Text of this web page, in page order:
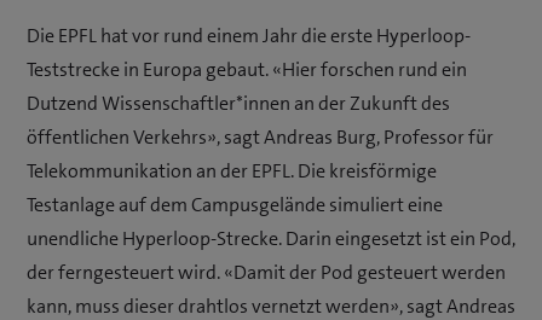
Die EPFL hat vor rund einem Jahr die erste Hyperloop-
Teststrecke in Europa gebaut. «Hier forschen rund ein
Dutzend Wissenschaftler*innen an der Zukunft des
öffentlichen Verkehrs», sagt Andreas Burg, Professor für
Telekommunikation an der EPFL. Die kreisförmige
Testanlage auf dem Campusgelände simuliert eine
unendliche Hyperloop-Strecke. Darin eingesetzt ist ein Pod,
der ferngesteuert wird. «Damit der Pod gesteuert werden
kann, muss dieser drahtlos vernetzt werden», sagt Andreas